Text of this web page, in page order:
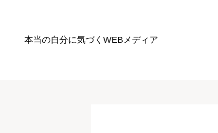
本当の自分に気づく WEBメディア